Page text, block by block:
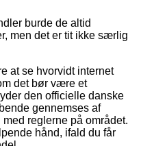
burde de altid
men det er tit ikke særlig
at se hvorvidt internet
det bør være et
den officielle danske
gennemses af
reglerne på området.
hånd, ifald du får